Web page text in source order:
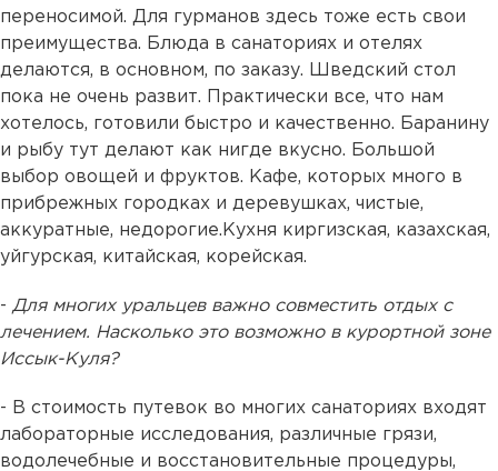
переносимой. Для гурманов здесь тоже есть свои
преимущества. Блюда в санаториях и отелях
делаются, в основном, по заказу. Шведский стол
пока не очень развит. Практически все, что нам
хотелось, готовили быстро и качественно. Баранину
и рыбу тут делают как нигде вкусно. Большой
выбор овощей и фруктов. Кафе, которых много в
прибрежных городках и деревушках, чистые,
аккуратные, недорогие.Кухня киргизская, казахская,
уйгурская, китайская, корейская.
- Для многих уральцев важно совместить отдых с
лечением. Насколько это возможно в курортной зоне
Иссык-Куля?
- В стоимость путевок во многих санаториях входят
лабораторные исследования, различные грязи,
водолечебные и восстановительные процедуры,